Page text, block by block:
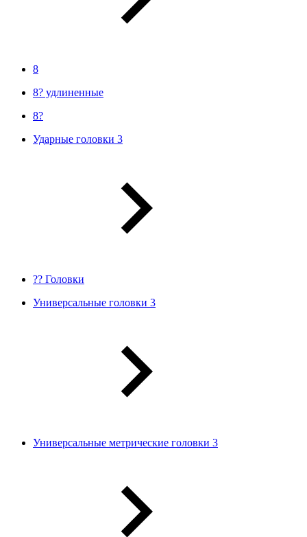
8
8? удлиненные
8?
Ударные головки 3
?? Головки
Универсальные головки 3
Универсальные метрические головки 3